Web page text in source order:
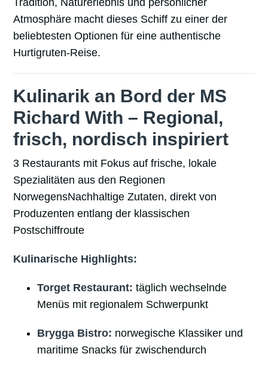
Tradition, Naturerlebnis und persönlicher
Atmosphäre macht dieses Schiff zu einer der
beliebtesten Optionen für eine authentische
Hurtigruten-Reise.
Kulinarik an Bord der MS
Richard With – Regional,
frisch, nordisch inspiriert
3 Restaurants mit Fokus auf frische, lokale
Spezialitäten aus den Regionen
NorwegensNachhaltige Zutaten, direkt von
Produzenten entlang der klassischen
Postschiffroute
Kulinarische Highlights:
Torget Restaurant: täglich wechselnde
Menüs mit regionalem Schwerpunkt
Brygga Bistro: norwegische Klassiker und
maritime Snacks für zwischendurch